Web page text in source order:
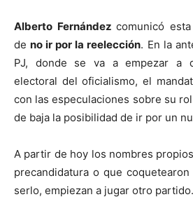
Alberto Fernándezcomunicó
deno ir por la reelección. En la
PJ, donde se va a empezar a
electoral del oficialismo, el
con las especulaciones sobre su
de baja la posibilidad de ir por un
A partir de hoy los nombres
precandidatura o que
serlo, empiezan a jugar otro partido.